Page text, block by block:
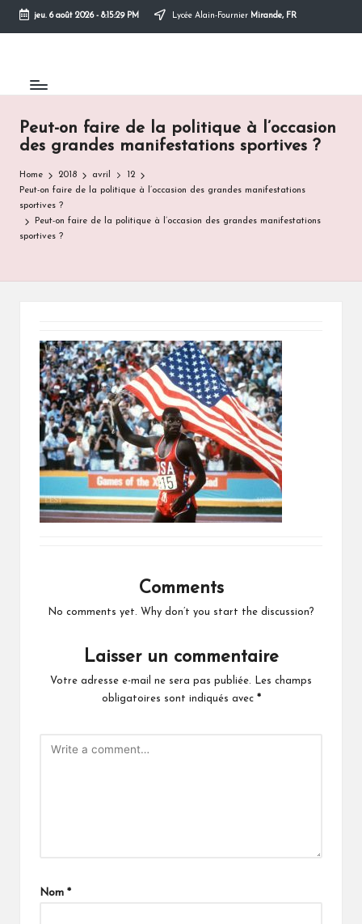
Skip
jeu. 6 août 2026- 8:15:29 PM Lycée Alain-Fournier Mirande, FR
Peut-on faire de la politique à l’occasion
des grandes manifestations sportives ?
Home 2018 avril
12
Peut-on faire de la politique à l’occasion des grandes manifestations
sportives ?
Peut-on faire de la politique à l’occasion des grandes manifestations
sportives ?
Comments
No comments yet. Why don’t you start the discussion?
Laisser un commentaire
Votre adresse e-mail ne sera pas publiée.
Les champs
obligatoires sont indiqués avec *
Nom *